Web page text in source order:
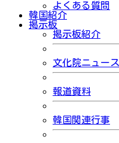
よくある質問
韓国紹介
掲示板
掲示板紹介
文化院ニュース
報道資料
韓国関連行事